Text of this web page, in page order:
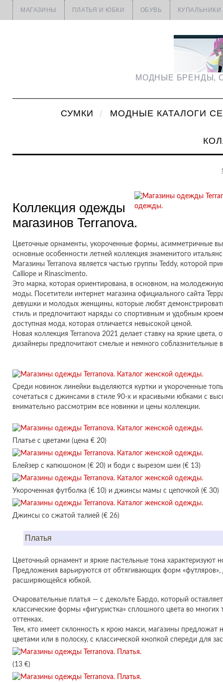
МАГАЗИНЫ ПЛАТЬЯ И ЮБКИ ОБУВЬ КУПАЛЬНИКИ
МОДНЫЕ БРЕНДЫ,
СУМКИ МОДНЫЕ КАТАЛОГИ
Коллекция одежды
магазинов Terranova.
Цветочные орнаменты, укороченные формы, асимметричные
основные особенности летней коллекция знаменитого
Магазины Terranova является частью группы Teddy, которой
Calliope и Rinascimento.
Это марка, которая ориентирована, в основном, на
моды. Посетители интернет магазина официального сайта
девушки и молодых женщины, которые любят
стиль и предпочитают наряды со спортивным и удобным
доступная мода, которая отличается невысокой ценой.
Новая коллекция Terranova 2021 делает ставку на яркие цвета,
дизайнеры предпочитают смелые и немного соблазнительные
Среди новинок линейки выделяются куртки и укороченные
сочетаться с джинсами в стиле 90-х и красивыми юбками с
внимательно рассмотрим все новинки и цены коллекции.
Платье с цветами (цена € 20)
Блейзер с капюшоном (€ 20) и боди с вырезом шеи (€ 13)
Укороченная футболка (€ 10) и джинсы мамы с цепочкой (€ 30)
Джинсы со сжатой талией (€ 26)
Платья
Цветочный орнамент и яркие пастельные тона характеризуют
Предложения варьируются от обтягивающих форм
расширяющейся юбкой.
Очаровательные платья — с декольте Бардо, который
классические формы «фигуристка» сплошного цвета во многих
оттенках.
Тем, кто имеет склонность к крою макси, магазины предложат
цветами или в полоску, с классической кнопкой спереди для
(13 €)